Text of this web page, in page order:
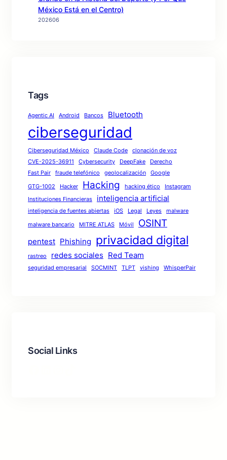
México Está en el Centro)
202606
Tags
Agentic AI Android Bancos Bluetooth
ciberseguridad
Ciberseguridad México Claude Code
clonación de voz
CVE-2025-36911
Cybersecurity DeepFake
Derecho
Fast Pair
fraude telefónico geolocalización Google
GTG-1002 Hacker Hacking hacking ético
Instagram
Instituciones Financieras
inteligencia artificial
inteligencia de fuentes abiertas iOS Legal Leyes malware
malware bancario MITRE ATLAS Móvil OSINT
pentest Phishing privacidad digital
rastreo redes sociales Red Team
seguridad empresarial SOCMINT TLPT vishing WhisperPair
Social Links